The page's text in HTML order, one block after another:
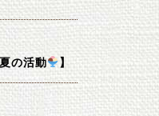
夏の活動 】